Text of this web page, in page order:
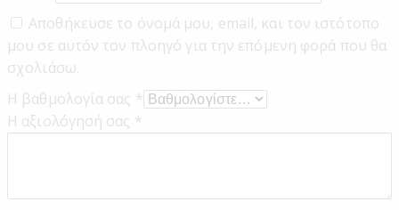
Αποθήκευσε το όνομά μου, email, και τον ιστότοπο
μου σε αυτόν τον πλοηγό για την επόμενη φορά που θα
σχολιάσω.
Η βαθμολογία σας *
Η αξιολόγησή σας *